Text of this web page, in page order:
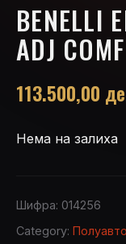
BENELLI
ADJ
113.500,00
Нема на залиха
Шифра: 014256
Category: